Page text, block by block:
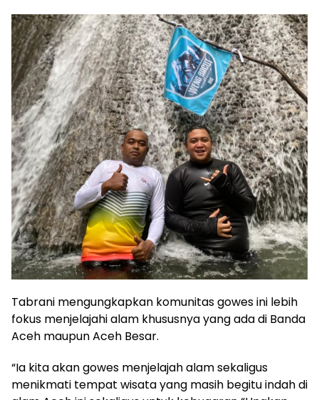
Tabrani mengungkapkan komunitas gowes ini lebih
fokus menjelajahi alam khususnya yang ada di Banda
Aceh maupun Aceh Besar.
“Ia kita akan gowes menjelajah alam sekaligus
menikmati tempat wisata yang masih begitu indah di